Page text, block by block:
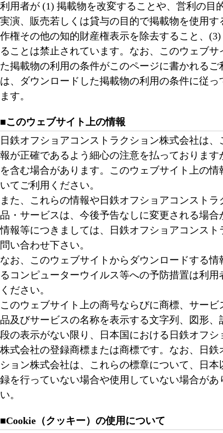
利用者が (1) 掲載物を改変することや、営利の目
実演、販売若しくは貸与の目的で掲載物を使用
作権その他の知的財産権表示を除去すること、
ることは禁止されています。なお、このウェブ
た掲載物の利用の条件がこのページに書かれる
は、ダウンロードした掲載物の利用の条件に従
ます。
■このウェブサイト上の情報
日鉄オフショアコンストラクション株式会社は
報が正確であるよう細心の注意を払っておりま
を含む場合があります。このウェブサイト上の
いてご利用ください。
また、これらの情報や日鉄オフショアコンスト
品・サービスは、今後予告なしに変更される場
情報等につきましては、日鉄オフショアコンス
問い合わせ下さい。
なお、このウェブサイトからダウンロードする
るコンピューターウイルス等への予防措置は利
ください。
このウェブサイト上の商号ならびに商標、サー
品及びサービスの名称を表示する文字列、図形
段の表示がない限り、日本国における日鉄オフ
株式会社の登録商標または商標です。なお、日
ション株式会社は、これらの標章について、日
録を行っていない場合や使用していない場合が
い。
■Cookie（クッキー）の使用について